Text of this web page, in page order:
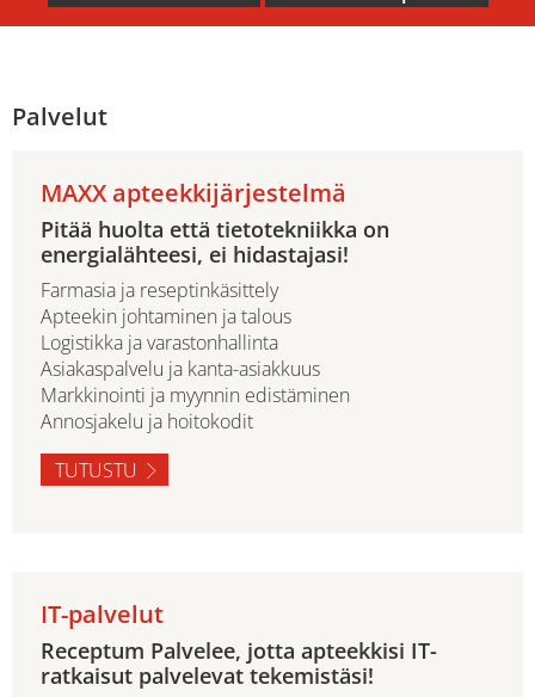
Palvelut
MAXX apteekkijärjestelmä
Pitää huolta että tietotekniikka on
energialähteesi, ei hidastajasi!
Farmasia ja reseptinkäsittely
Apteekin johtaminen ja talous
Logistikka ja varastonhallinta
Asiakaspalvelu ja kanta-asiakkuus
Markkinointi ja myynnin edistäminen
Annosjakelu ja hoitokodit
TUTUSTU
IT-palvelut
Receptum Palvelee, jotta apteekkisi IT-
ratkaisut palvelevat tekemistäsi!